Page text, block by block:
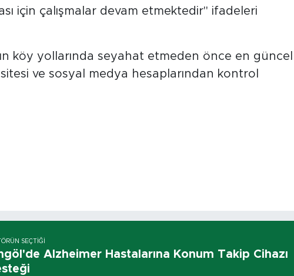
için çalışmalar devam etmektedir" ifadeleri
köy yollarında seyahat etmeden önce en güncel
ve sosyal medya hesaplarından kontrol
SEÇTIĞI
Alzheimer Hastalarına Konum Takip Cihazı